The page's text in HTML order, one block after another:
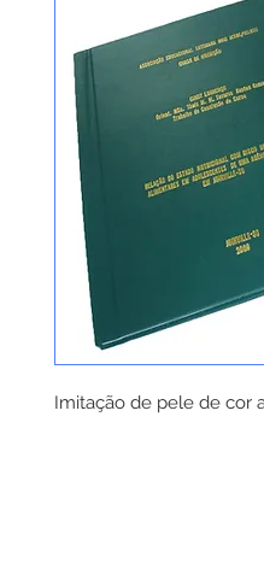
Imitação de pele de cor